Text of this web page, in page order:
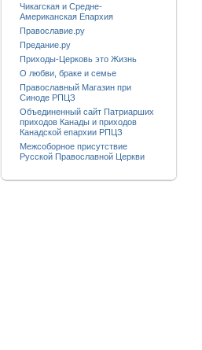
Чикагская и Средне-
Американская Епархия
Православие.ру
Предание.ру
Приходы-Церковь это Жизнь
О любви, браке и семье
Православный Магазин при
Синоде РПЦЗ
Объединенный сайт Патриарших
приходов Канады и приходов
Канадской епархии РПЦЗ
Межсоборное присутствие
Русской Православной Церкви